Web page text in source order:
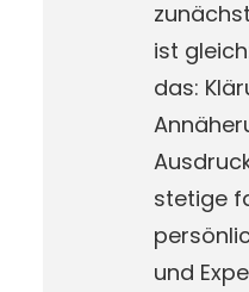
ist
das:
stetige
und